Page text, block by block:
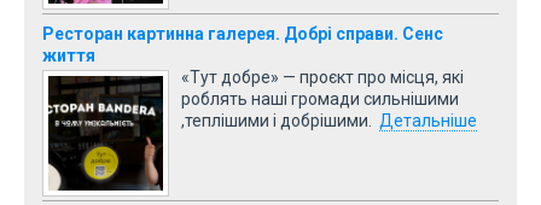
Ресторан картинна галерея. Добрі справи. Сенс
життя
«Тут добре» — проєкт про місця, які
роблять наші громади сильнішими
,теплішими і добрішими.
Детальніше